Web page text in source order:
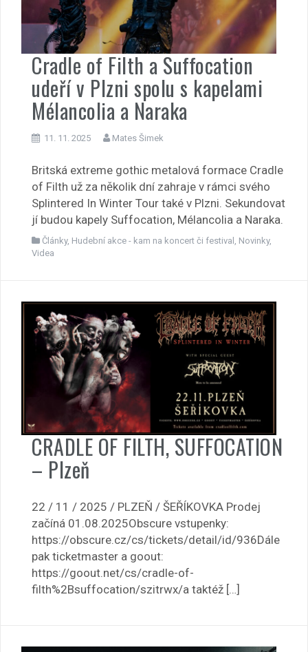
Cradle of Filth a Suffocation
udeří v Plzni spolu s kapelami
Mélancolia a Naraka
11. 11. 2025 Mates Šimek
Britská extreme gothic metalová formace Cradle
of Filth už za několik dní zahraje v rámci svého
Splintered In Winter Tour také v Plzni. Sekundovat
jí budou kapely Suffocation, Mélancolia a Naraka.
Články, Hudební akce - kam na koncert či festival , Novinky,
Videa
CRADLE OF FILTH, SUFFOCATION
– Plzeň
22 / 11 / 2025 / PLZEŇ / ŠEŘÍKOVKA Prodej
začíná 01.08.2025Obscure vstupenky:
https://obscure.cz/cs/tickets/detail/id/936Dále
pak ticketmaster a goout:
https://goout.net/cs/cradle-of-
filth%2Bsuffocation/szitrwx/a taktéž […]